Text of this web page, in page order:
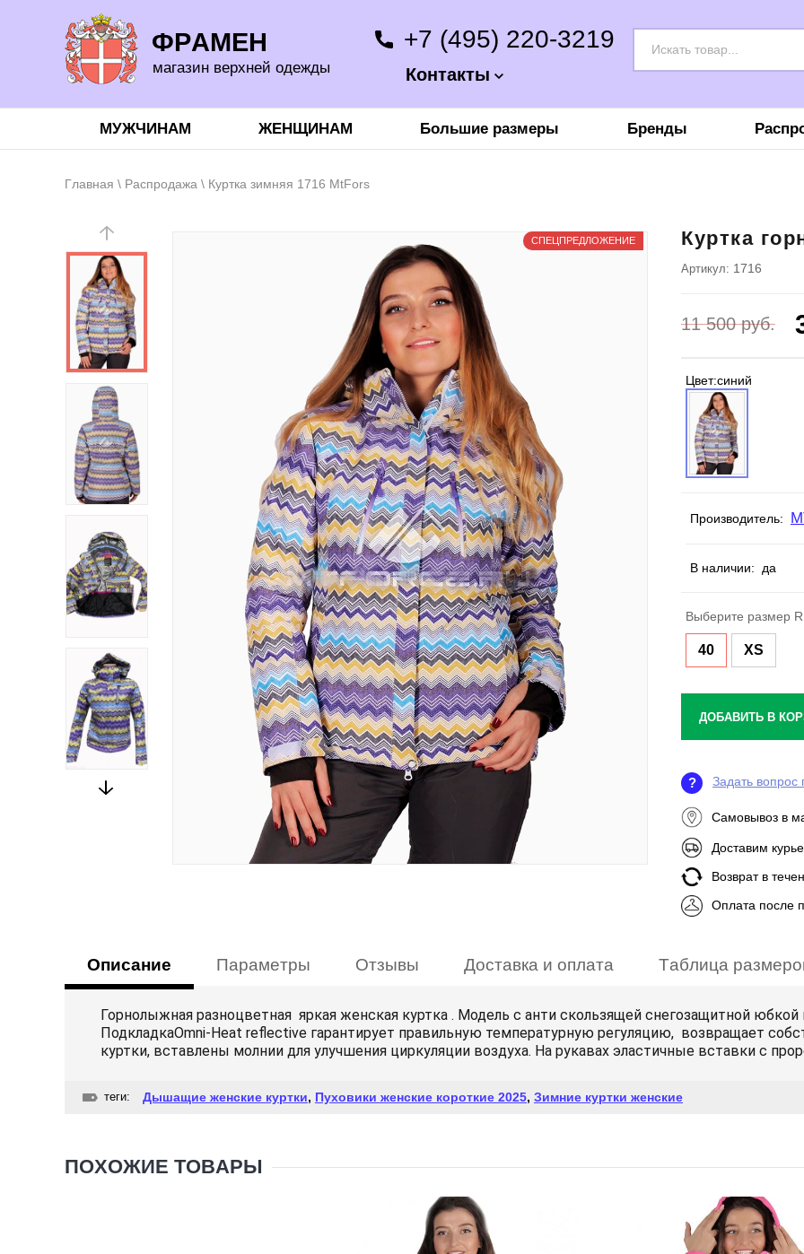
ФРАМЕН
магазин верхней одежды
+7 (495) 220-3219
Контакты
МУЖЧИНАМ ЖЕНЩИНАМ Большие размеры Бренды
Главная \ Распродажа \ Куртка зимняя 1716 MtFors
СПЕЦПРЕДЛОЖЕНИЕ Куртка
Артикул: 1716
11 500руб.
Цвет:синий
Производитель:
В наличии: да
Выберите размер
40 XS
ДОБАВИТЬ В
? Задать вопрос
Самовывоз в
Доставим
Возврат в
Оплата после
Описание Параметры Отзывы Доставка и оплата Таблица
Горнолыжная разноцветная яркая женская куртка . Модель с анти скользящей снегозащитной юбкой
ПодкладкаOmni-Heat reflective гарантирует правильную температурную регуляцию, возвращает
куртки, вставлены молнии для улучшения циркуляции воздуха. На рукавах эластичные вставки с
теги: Дышащие женские куртки, Пуховики женские короткие 2025, Зимние куртки женские
ПОХОЖИЕ ТОВАРЫ